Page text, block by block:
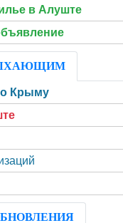
в Алуште
Крыму